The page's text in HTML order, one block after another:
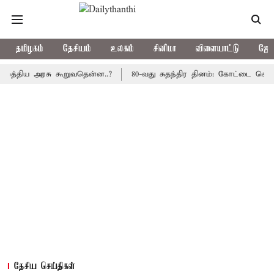
தமிழகம் தேசியம் உலகம் சினிமா விளையாட்டு
கூறுவதென்ன..? 80-வது சுதந்திர தினம்: கோட்டை
தேசிய செய்திகள்